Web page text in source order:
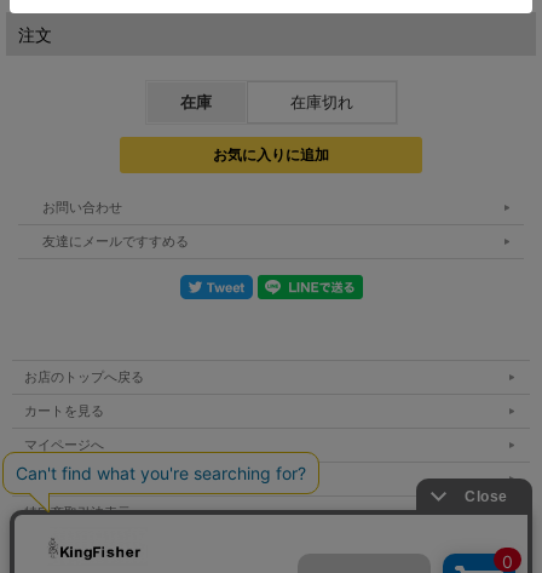
った海域のみならず、大陸の大河本流等のこれまでアンタッチャ
仕舞50cm、7pc並継構造という、モバイルロッド史上おそらく
前例のないスペックは、オールインバックパックのコンパクト＆
アクティブなアプローチを可能にし、両手フリーによる遠泳・ク
可能”を過去の話に変えていくでしょう。
なお「MX-6SW／8SW／10SW」は、そのリアクリップ長を5cm
をコンセプトに、レングス、パワーバランスを精査しました。
「GIGAS」（MGXシリーズ）を推奨いたしますが、以下ミドル
級ターゲットまでを想定した肩肘張らない“海旅”では、ショア・
応変な対応を目指しています。
MX-10SW
Length：10’”ft
Power：ヘビー
Action：レギュラーファースト
注文
在庫 在庫切れ
お問い合わせ
友達にメールですすめる
お店のトップへ戻る
カートを見る
マイページへ
ご利用案内
特定商取引法表示
個人情報の取扱い